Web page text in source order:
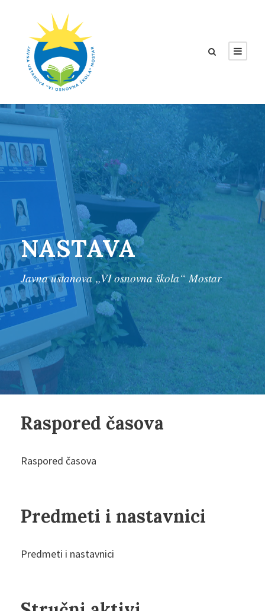
NASTAVA
Javna ustanova „VI osnovna škola“ Mostar
Raspored časova
Raspored časova
Predmeti i nastavnici
Predmeti i nastavnici